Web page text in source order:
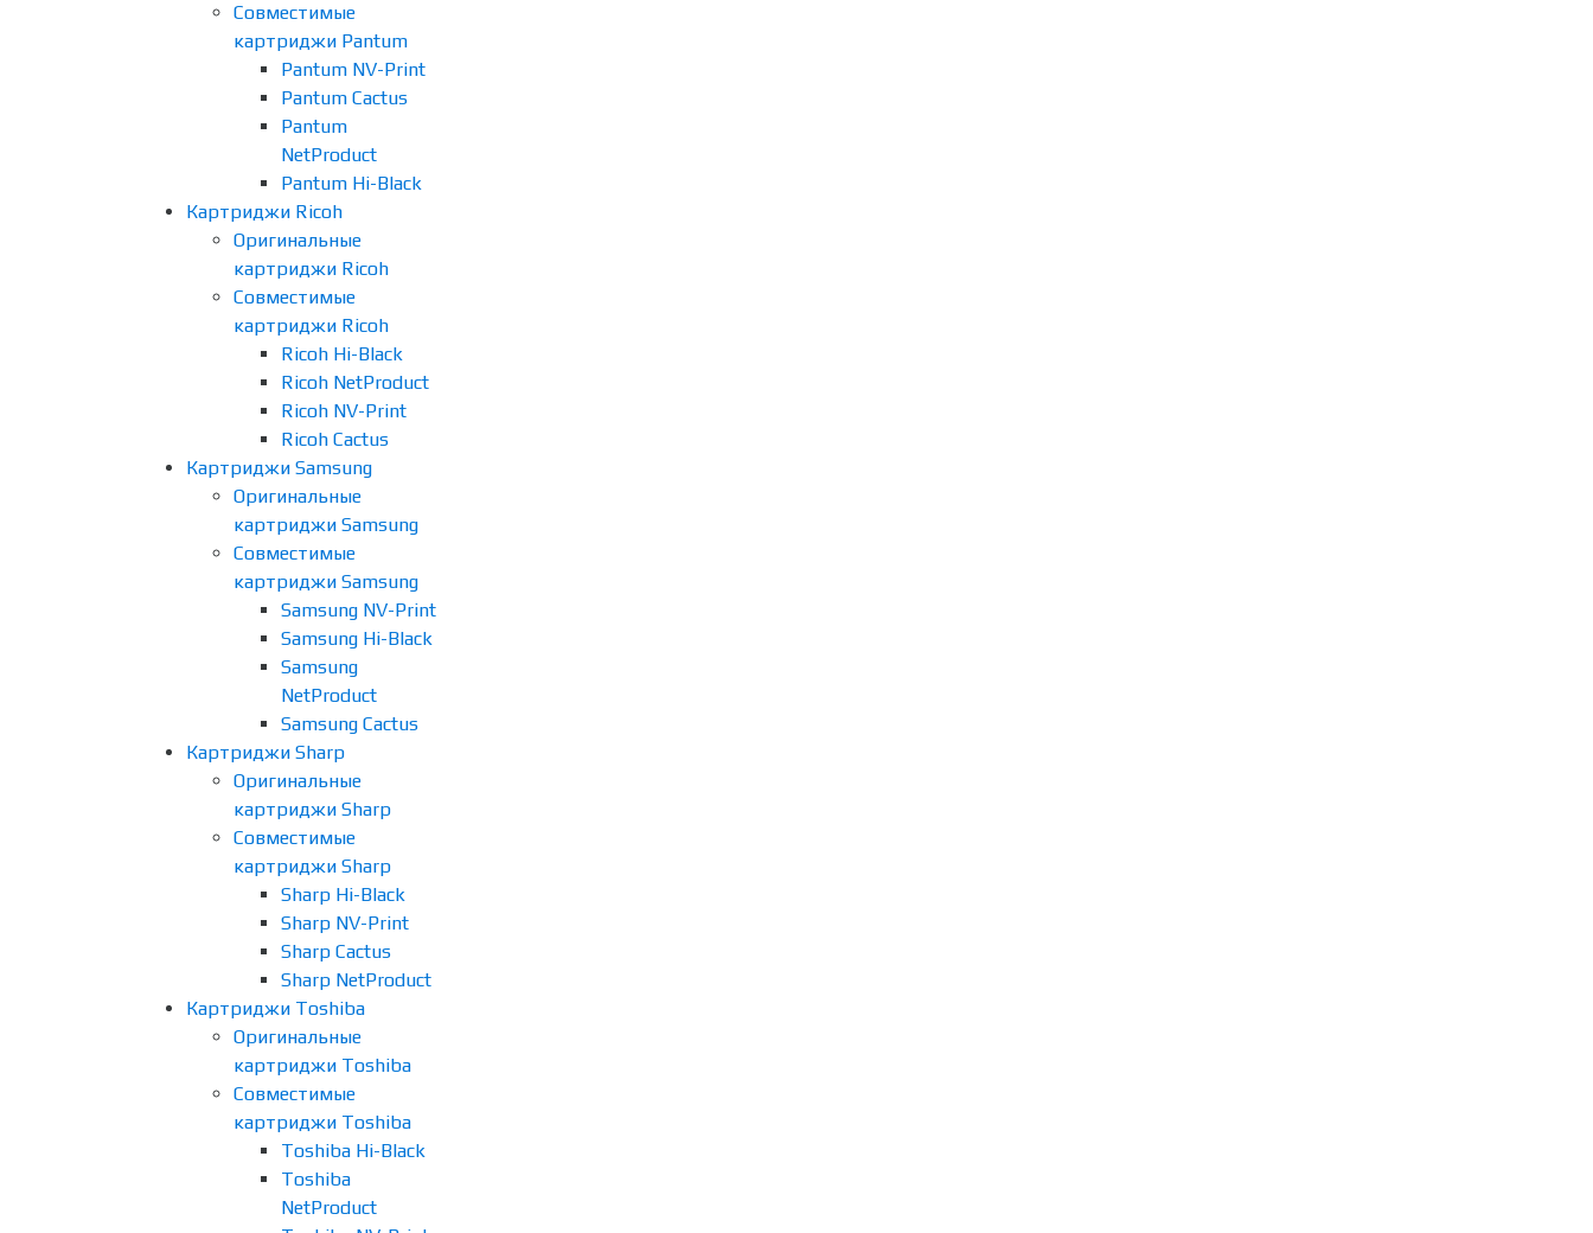
Совместимые
картриджи Pantum
Pantum NV-Print
Pantum Cactus
Pantum
NetProduct
Pantum Hi-Black
Картриджи Ricoh
Оригинальные
картриджи Ricoh
Совместимые
картриджи Ricoh
Ricoh Hi-Black
Ricoh NetProduct
Ricoh NV-Print
Ricoh Cactus
Картриджи Samsung
Оригинальные
картриджи Samsung
Совместимые
картриджи Samsung
Samsung NV-Print
Samsung Hi-Black
Samsung
NetProduct
Samsung Cactus
Картриджи Sharp
Оригинальные
картриджи Sharp
Совместимые
картриджи Sharp
Sharp Hi-Black
Sharp NV-Print
Sharp Cactus
Sharp NetProduct
Картриджи Toshiba
Оригинальные
картриджи Toshiba
Совместимые
картриджи Toshiba
Toshiba Hi-Black
Toshiba
NetProduct